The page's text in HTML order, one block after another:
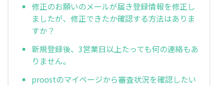
修正のお願いのメールが届き登録情報を修正し
ましたが、修正できたか確認する方法はありま
すか？
新規登録後、3営業日以上たっても何の連絡もあ
りません。
proostのマイページから審査状況を確認したい